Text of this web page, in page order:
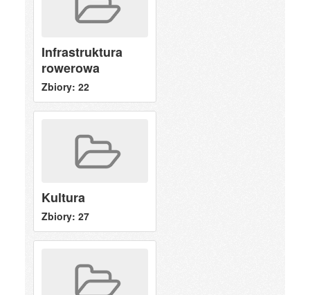
Infrastruktura
rowerowa
Zbiory: 22
Kultura
Zbiory: 27